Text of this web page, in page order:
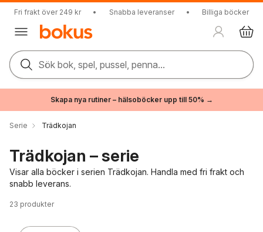
Fri frakt över 249 kr • Snabba leveranser • Billiga böcker
Sök bok, spel, pussel, penna...
Skapa nya rutiner – hälsoböcker upp till 50% →
Serie Trädkojan
Trädkojan – serie
Visar alla böcker i serien Trädkojan. Handla med fri frakt och
snabb leverans.
23 produkter